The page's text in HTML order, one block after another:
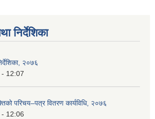
निर्देशिका
२०७६
12:07
परिचय–पत्र वितरण कार्यविधि, २०७६
12:06